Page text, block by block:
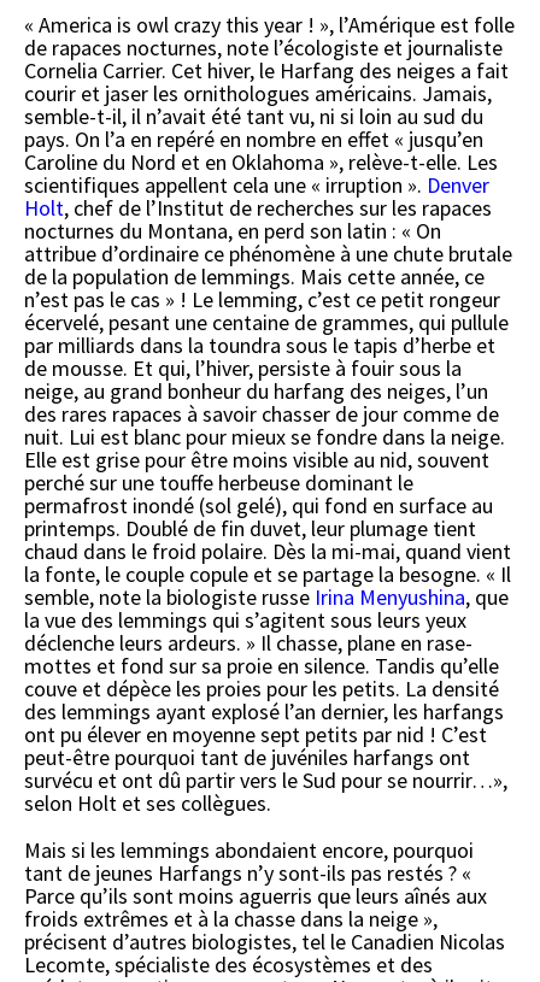
« America is owl crazy this year ! », l’Amérique est folle
de rapaces nocturnes, note l’écologiste et journaliste
Cornelia Carrier. Cet hiver, le Harfang des neiges a fait
courir et jaser les ornithologues américains. Jamais,
semble-t-il, il n’avait été tant vu, ni si loin au sud du
pays. On l’a en repéré en nombre en effet « jusqu’en
Caroline du Nord et en Oklahoma », relève-t-elle. Les
scientifiques appellent cela une « irruption ». Denver
Holt, chef de l’Institut de recherches sur les rapaces
nocturnes du Montana, en perd son latin : « On
attribue d’ordinaire ce phénomène à une chute brutale
de la population de lemmings. Mais cette année, ce
n’est pas le cas » ! Le lemming, c’est ce petit rongeur
écervelé, pesant une centaine de grammes, qui pullule
par milliards dans la toundra sous le tapis d’herbe et
de mousse. Et qui, l’hiver, persiste à fouir sous la
neige, au grand bonheur du harfang des neiges, l’un
des rares rapaces à savoir chasser de jour comme de
nuit. Lui est blanc pour mieux se fondre dans la neige.
Elle est grise pour être moins visible au nid, souvent
perché sur une touffe herbeuse dominant le
permafrost inondé (sol gelé), qui fond en surface au
printemps. Doublé de fin duvet, leur plumage tient
chaud dans le froid polaire. Dès la mi-mai, quand vient
la fonte, le couple copule et se partage la besogne. « Il
semble, note la biologiste russe Irina Menyushina, que
la vue des lemmings qui s’agitent sous leurs yeux
déclenche leurs ardeurs. » Il chasse, plane en rase-
mottes et fond sur sa proie en silence. Tandis qu’elle
couve et dépèce les proies pour les petits. La densité
des lemmings ayant explosé l’an dernier, les harfangs
ont pu élever en moyenne sept petits par nid ! C’est
peut-être pourquoi tant de juvéniles harfangs ont
survécu et ont dû partir vers le Sud pour se nourrir…»,
selon Holt et ses collègues.
Mais si les lemmings abondaient encore, pourquoi
tant de jeunes Harfangs n’y sont-ils pas restés ? «
Parce qu’ils sont moins aguerris que leurs aînés aux
froids extrêmes et à la chasse dans la neige »,
précisent d’autres biologistes, tel le Canadien Nicolas
Lecomte, spécialiste des écosystèmes et des